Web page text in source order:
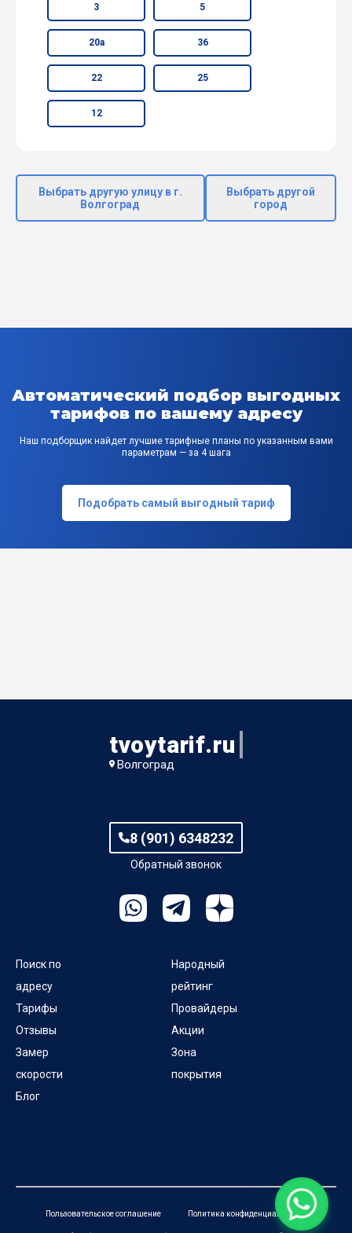
3 5
20а 36
22 25
12
Выбрать другую улицу в г.
Волгоград
Выбрать другой
город
Автоматический подбор выгодных
тарифов по вашему адресу
Наш подборщик найдет лучшие тарифные планы по указанным вами
параметрам — за 4 шага
Подобрать самый выгодный тариф
tvoytarif.ru
Волгоград
8 (901) 6348232
Обратный звонок
Поиск по
адресу
Тарифы
Отзывы
Замер
скорости
Блог
Народный
рейтинг
Провайдеры
Акции
Зона
покрытия
Пользовательское соглашение Политика конфиденциальности